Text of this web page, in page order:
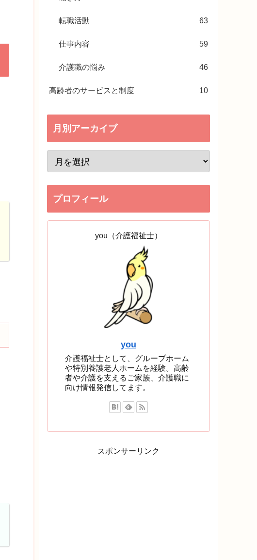
転職活動 63
仕事内容 59
介護職の悩み 46
高齢者のサービスと制度 10
月別アーカイブ
プロフィール
you（介護福祉士）
you
介護福祉士として、グループホーム
や特別養護老人ホームを経験。高齢
者や介護を支えるご家族、介護職に
向け情報発信してます。
スポンサーリンク